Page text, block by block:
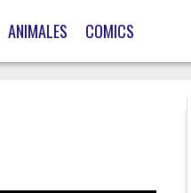
ANIMALES COMICS